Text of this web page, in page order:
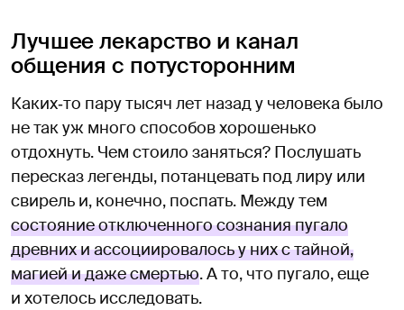
Лучшее лекарство и канал
общения с потусторонним
Каких‑то пару тысяч лет назад у человека было
не так уж много способов хорошенько
отдохнуть. Чем стоило заняться? Послушать
пересказ легенды, потанцевать под лиру или
свирель и, конечно, поспать. Между тем
состояние отключенного сознания пугало
древних и ассоциировалось у них с тайной,
магией и даже смертью. А то, что пугало, еще
и хотелось исследовать.